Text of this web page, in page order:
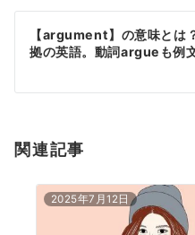
ン
【argument】の意味とは
拠の英語。動詞argueも例
関連記事
2025年7月12日